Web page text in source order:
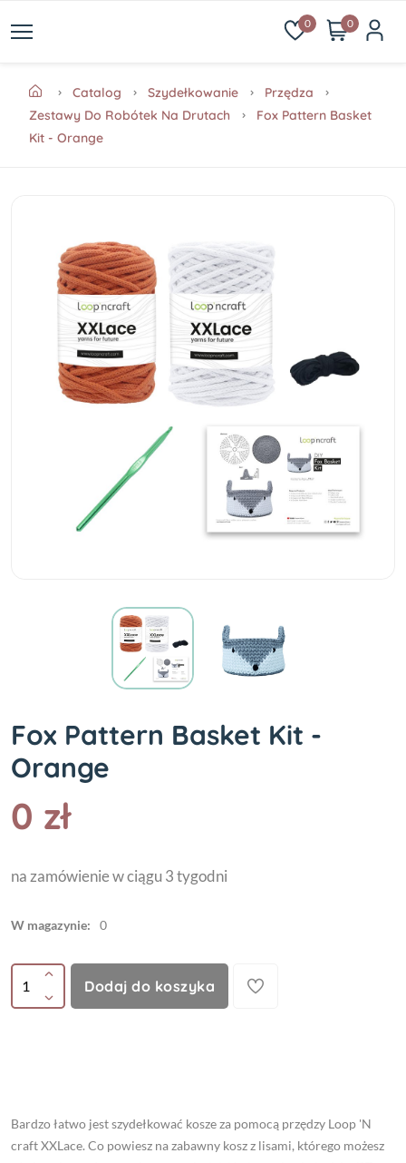
0 0
Catalog Szydełkowanie
Przędza
Zestawy Do Robótek Na Drutach
Fox Pattern Basket
Kit - Orange
Fox Pattern Basket Kit -
Orange
0 zł
na zamówienie w ciągu 3 tygodni
W magazynie: 0
Dodaj do koszyka
Bardzo łatwo jest szydełkować kosze za pomocą przędzy Loop 'N
craft XXLace. Co powiesz na zabawny kosz z lisami, którego możesz